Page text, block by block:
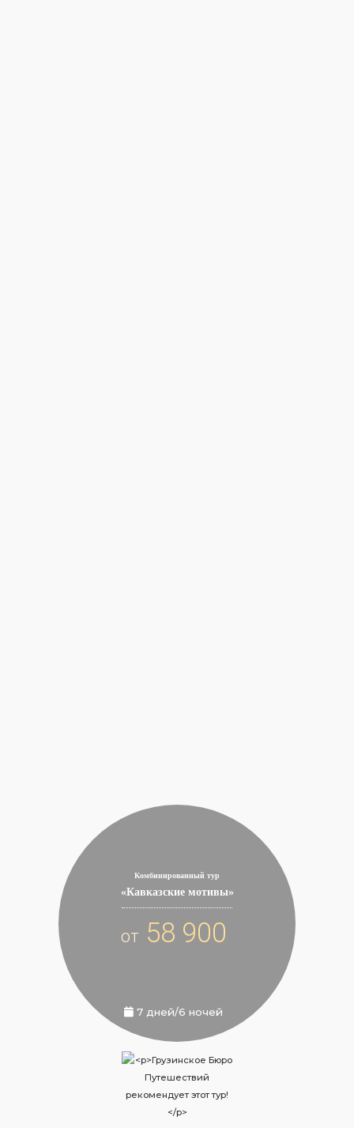
Комбинированный тур
«Кавказские мотивы»
от 58 900
7 дней/6 ночей